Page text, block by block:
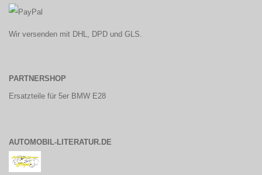
Wir versenden mit DHL, DPD und GLS.
PARTNERSHOP
Ersatzteile für 5er BMW E28
AUTOMOBIL-LITERATUR.DE